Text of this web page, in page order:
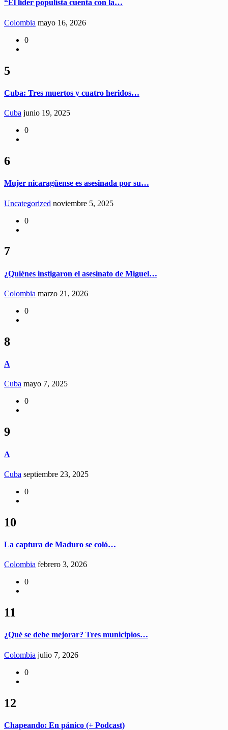
“El líder populista cuenta con la…
Colombia mayo 16, 2026
0
5
Cuba: Tres muertos y cuatro heridos…
Cuba junio 19, 2025
0
6
Mujer nicaragüense es asesinada por su…
Uncategorized noviembre 5, 2025
0
7
¿Quiénes instigaron el asesinato de Miguel…
Colombia marzo 21, 2026
0
8
A
Cuba mayo 7, 2025
0
9
A
Cuba septiembre 23, 2025
0
10
La captura de Maduro se coló…
Colombia febrero 3, 2026
0
11
¿Qué se debe mejorar? Tres municipios…
Colombia julio 7, 2026
0
12
Chapeando: En pánico (+ Podcast)